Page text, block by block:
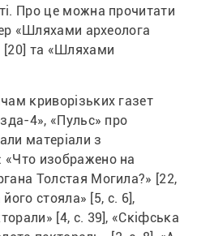
Про це можна прочитати
«Шляхами археолога
[20] та «Шляхами
криворізьких газет
4», «Пульс» про
матеріали з
изображено на
Толстая Могила?» [22,
стояла» [5, с. 6],
[4, с. 39], «Скіфська